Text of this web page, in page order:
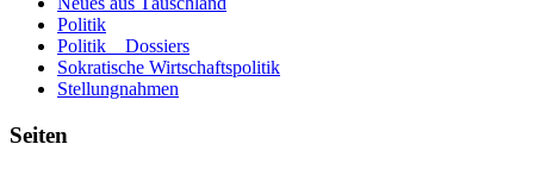
Politik
Politik _ Dossiers
Sokratische Wirtschaftspolitik
Stellungnahmen
Seiten